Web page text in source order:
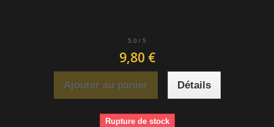
5.0 / 5
9,80 €
Ajouter au panier Détails
Rupture de stock